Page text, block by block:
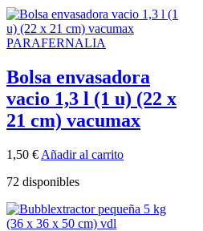
PARAFERNALIA
Bolsa envasadora
vacio 1,3 l (1 u) (22 x
21 cm) vacumax
1,50 € Añadir al carrito
72 disponibles